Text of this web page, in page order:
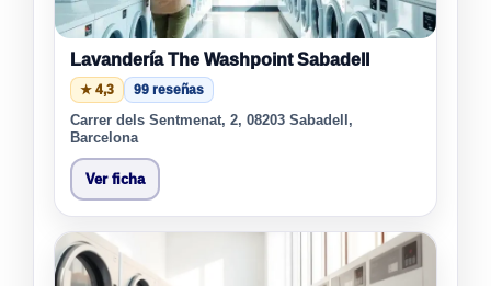
Lavandería The Washpoint Sabadell
★ 4,3 99 reseñas
Carrer dels Sentmenat, 2, 08203 Sabadell,
Barcelona
Ver ficha